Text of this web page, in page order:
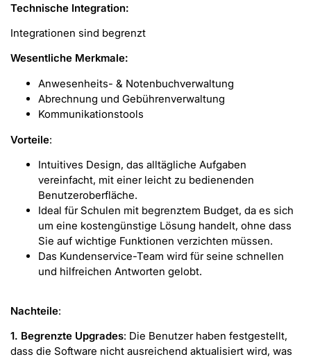
Technische Integration:
Integrationen sind begrenzt
Wesentliche Merkmale:
Anwesenheits- & Notenbuchverwaltung
Abrechnung und Gebührenverwaltung
Kommunikationstools
Vorteile:
Intuitives Design, das alltägliche Aufgaben
vereinfacht, mit einer leicht zu bedienenden
Benutzeroberfläche.
Ideal für Schulen mit begrenztem Budget, da es sich
um eine kostengünstige Lösung handelt, ohne dass
Sie auf wichtige Funktionen verzichten müssen.
Das Kundenservice-Team wird für seine schnellen
und hilfreichen Antworten gelobt.
Nachteile:
1. Begrenzte Upgrades: Die Benutzer haben festgestellt,
dass die Software nicht ausreichend aktualisiert wird, was